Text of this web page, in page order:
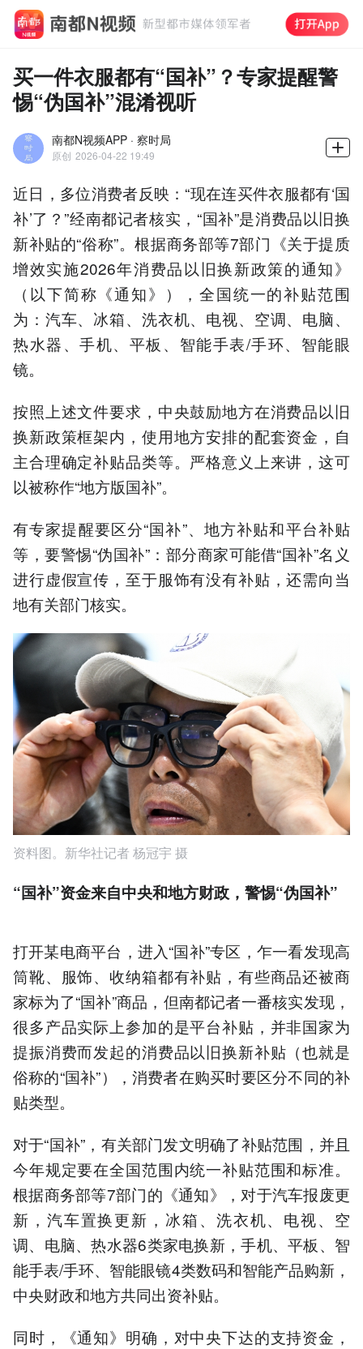
买一件衣服都有“国补”？专家提醒警
惕“伪国补”混淆视听
南都N视频APP · 察时局
原创 2026-04-22 19:49
近日，多位消费者反映：“现在连买件衣服都有‘国
补’了？”经南都记者核实，“国补”是消费品以旧换
新补贴的“俗称”。根据商务部等7部门《关于提质
增效实施2026年消费品以旧换新政策的通知》
（以下简称《通知》），全国统一的补贴范围
为：汽车、冰箱、洗衣机、电视、空调、电脑、
热水器、手机、平板、智能手表/手环、智能眼
镜。
按照上述文件要求，中央鼓励地方在消费品以旧
换新政策框架内，使用地方安排的配套资金，自
主合理确定补贴品类等。严格意义上来讲，这可
以被称作“地方版国补”。
有专家提醒要区分“国补”、地方补贴和平台补贴
等，要警惕“伪国补”‌：部分商家可能借“国补”名义
进行虚假宣传，至于服饰有没有补贴，还需向当
地有关部门核实。
资料图。新华社记者 杨冠宇 摄
“国补”资金来自中央和地方财政，警惕“伪国补”
打开某电商平台，进入“国补”专区，乍一看发现高
筒靴、服饰、收纳箱都有补贴，有些商品还被商
家标为了“国补”商品，但南都记者一番核实发现，
很多产品实际上参加的是平台补贴，并非国家为
提振消费而发起的消费品以旧换新补贴（也就是
俗称的“国补”），消费者在购买时要区分不同的补
贴类型。
对于“国补”，有关部门发文明确了补贴范围，并且
今年规定要在全国范围内统一补贴范围和标准。
根据商务部等7部门的《通知》，对于汽车报废更
新，汽车置换更新，冰箱、洗衣机、电视、空
调、电脑、热水器6类家电换新，手机、平板、智
能手表/手环、智能眼镜4类数码和智能产品购新，
中央财政和地方共同出资补贴。
同时，《通知》明确，对中央下达的支持资金，